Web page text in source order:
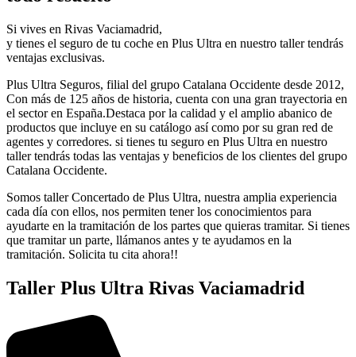
Si vives en Rivas Vaciamadrid,
y tienes el seguro de tu coche en Plus Ultra en nuestro taller tendrás
ventajas exclusivas.
Plus Ultra Seguros, filial del grupo Catalana Occidente desde 2012,
Con más de 125 años de historia, cuenta con una gran trayectoria en
el sector en España.Destaca por la calidad y el amplio abanico de
productos que incluye en su catálogo así como por su gran red de
agentes y corredores. si tienes tu seguro en Plus Ultra en nuestro
taller tendrás todas las ventajas y beneficios de los clientes del grupo
Catalana Occidente.
Somos taller Concertado de Plus Ultra, nuestra amplia experiencia
cada día con ellos, nos permiten tener los conocimientos para
ayudarte en la tramitación de los partes que quieras tramitar. Si tienes
que tramitar un parte, llámanos antes y te ayudamos en la
tramitación. Solicita tu cita ahora!!
Taller Plus Ultra Rivas Vaciamadrid